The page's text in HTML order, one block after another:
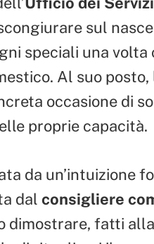
sul
speciali una
Al suo
occasione di
proprie capacità.
da
dal consigliere
dimostrare, fatti